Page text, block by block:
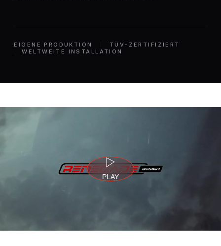
EIGENE PRODUKTION
TÜV-ZERTIFIZIERT
WELTWEITE INSTALLATION
PLAY